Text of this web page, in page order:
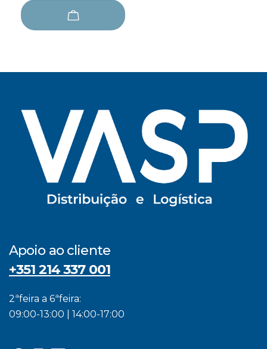
Apoio ao cliente
+351 214 337 001
2ªfeira a 6ªfeira:
09:00-13:00 | 14:00-17:00